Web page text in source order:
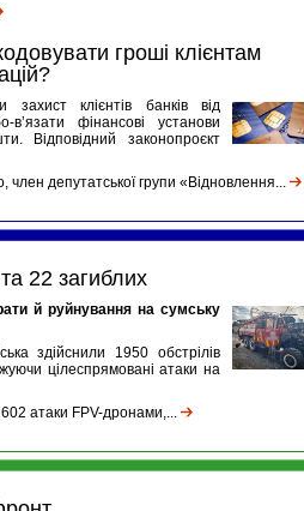
гроші клієнтам
клієнтів банків від
фінансові установи
Відповідний законопроєкт
член депутатської групи «Відновлення...
22 загиблих
й руйнування на сумську
здійснили 1950 обстрілів
цілеспрямовані атаки на
атаки FPV-дронами,...